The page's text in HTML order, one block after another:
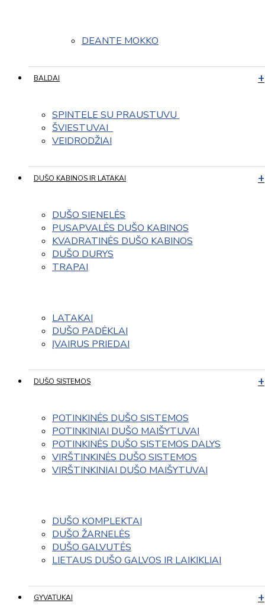
DEANTE MOKKO
BALDAI
SPINTELE SU PRAUSTUVU
ŠVIESTUVAI
VEIDRODŽIAI
DUŠO KABINOS IR LATAKAI
DUŠO SIENELĖS
PUSAPVALĖS DUŠO KABINOS
KVADRATINĖS DUŠO KABINOS
DUŠO DURYS
TRAPAI
LATAKAI
DUŠO PADĖKLAI
ĮVAIRUS PRIEDAI
DUŠO SISTEMOS
POTINKINĖS DUŠO SISTEMOS
POTINKINIAI DUŠO MAIŠYTUVAI
POTINKINĖS DUŠO SISTEMOS DALYS
VIRŠTINKINĖS DUŠO SISTEMOS
VIRŠTINKINIAI DUŠO MAIŠYTUVAI
DUŠO KOMPLEKTAI
DUŠO ŽARNELĖS
DUŠO GALVUTĖS
LIETAUS DUŠO GALVOS IR LAIKIKLIAI
GYVATUKAI